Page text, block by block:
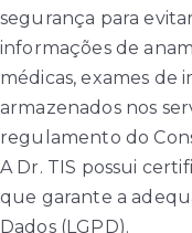
segurança para
informações de
médicas, exames de
armazenados nos
regulamento do
A Dr. TIS possui
que garante a
Dados (LGPD).